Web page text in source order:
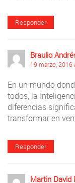
Responder
Braulio
19 marzo, 2016
En un mundo
todos, la
diferencias
transformar en
Responder
Martin David